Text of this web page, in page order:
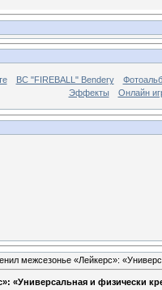
BC "FIREBALL" Bendery
Эффекты
Онлайн
межсезонье «Лейкерс»:
«Универсальная и физически